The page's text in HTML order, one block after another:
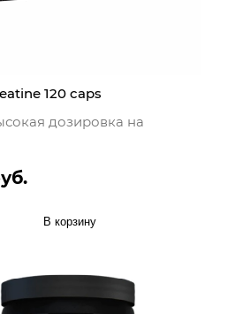
120 caps
дозировка на
В корзину